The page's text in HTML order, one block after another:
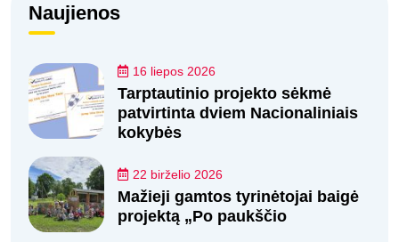
Naujienos
16 liepos 2026
Tarptautinio projekto sėkmė
patvirtinta dviem Nacionaliniais
kokybės
22 birželio 2026
Mažieji gamtos tyrinėtojai baigė
projektą „Po paukščio